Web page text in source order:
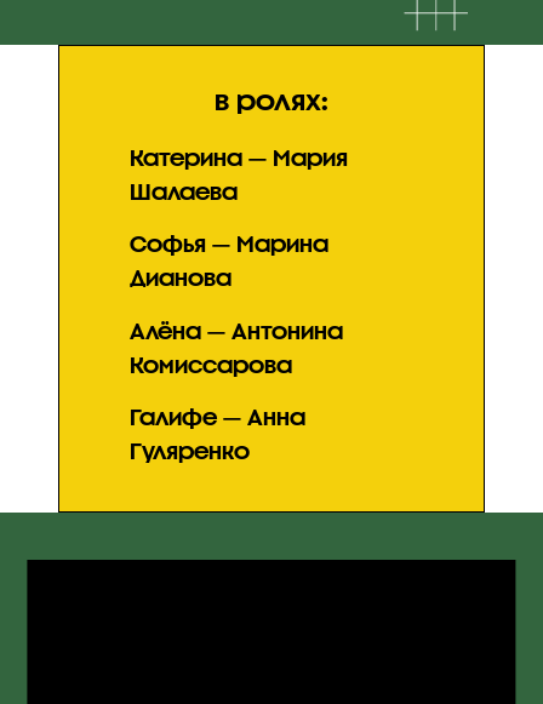
в ролях:
Катерина — Мария
Шалаева
Софья — Марина
Дианова
Алёна — Антонина
Комиссарова
Галифе — Анна
Гуляренко